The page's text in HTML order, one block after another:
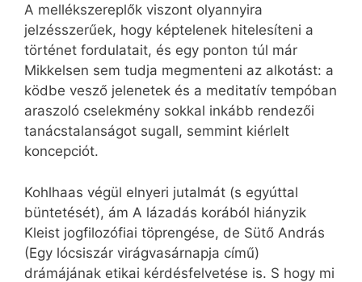
A mellékszereplők viszont olyannyira
jelzésszerűek, hogy képtelenek hitelesíteni a
történet fordulatait, és egy ponton túl már
Mikkelsen sem tudja megmenteni az alkotást: a
ködbe vesző jelenetek és a meditatív tempóban
araszoló cselekmény sokkal inkább rendezői
tanácstalanságot sugall, semmint kiérlelt
koncepciót.
Kohlhaas végül elnyeri jutalmát (s egyúttal
büntetését), ám A lázadás korából hiányzik
Kleist jogfilozófiai töprengése, de Sütő András
(Egy lócsiszár virágvasárnapja című)
drámájának etikai kérdésfelvetése is. S hogy mi